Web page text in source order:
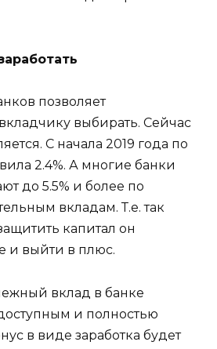
позволяет
выбирать. Сейчас
С начала 2019 года по
2.4%. А многие банки
до 5.5% и более по
вкладам. Т.е. так
капитал он
и выйти в плюс.
вклад в банке
и полностью
в виде заработка будет